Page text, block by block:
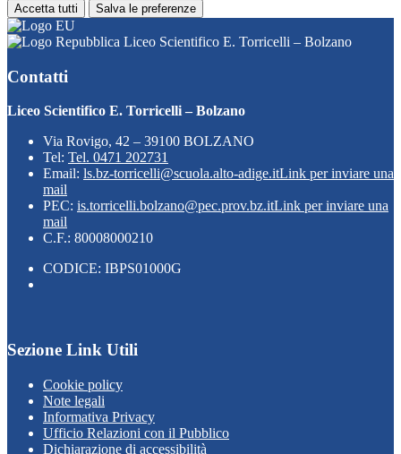
Accetta tutti Salva le preferenze
Liceo Scientifico E. Torricelli – Bolzano
Contatti
Liceo Scientifico E. Torricelli – Bolzano
Via Rovigo, 42 – 39100 BOLZANO
Tel: Tel. 0471 202731
Email: ls.bz-torricelli@scuola.alto-adige.itLink per inviare una
mail
PEC: is.torricelli.bolzano@pec.prov.bz.itLink per inviare una
mail
C.F.: 80008000210
CODICE: IBPS01000G
Sezione Link Utili
Cookie policy
Note legali
Informativa Privacy
Ufficio Relazioni con il Pubblico
Dichiarazione di accessibilità